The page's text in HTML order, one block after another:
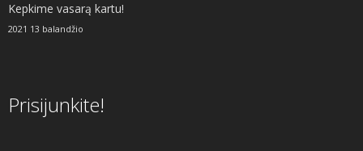
Kepkime vasarą kartu!
2021 13 balandžio
Prisijunkite!